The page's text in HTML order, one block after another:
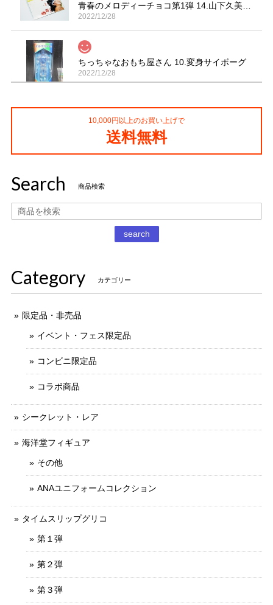
青春のメロディーチョコ第1弾 14.山下久美子「赤坂小町 ドキッ」
2022/12/28
ちっちゃなおもち屋さん 10.変身サイボーグ
2022/12/28
2021/11/13
丁寧な梱包で本日受け取りました。 だるまストーブ探してた
のでとても嬉しいです 扇風機もブタの蚊取り線香も可愛いで
10,000円以上のお買い上げで
送料無料
Search 商品検索
search
Category カテゴリー
限定品・非売品
イベント・フェス限定品
コンビニ限定品
コラボ商品
シークレット・レア
海洋堂フィギュア
その他
ANAユニフォームコレクション
タイムスリップグリコ
第１弾
第２弾
第３弾